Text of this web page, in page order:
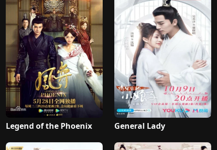
Legend of the Phoenix General Lady